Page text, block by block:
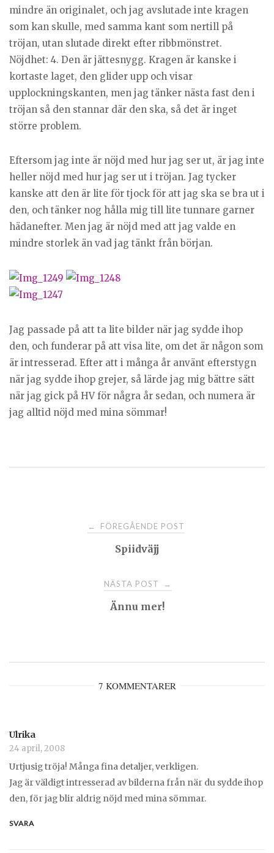
mindre än originalet, och jag avslutade inte kragen
som kan skulle, med samma kant som nertill på
tröjan, utan slutade direkt efter ribbmönstret.
Nöjdhet: 4. Den är jättesnygg. Kragen är kanske i
kortaste laget, den glider upp och visar
upplockningskanten, men jag tänker nästa fast den i
tröjan så den stannar där den ska, så det är inget
större problem.
Eftersom jag inte är nöjd med hur jag ser ut, är jag inte
heller nöjd med hur jag ser ut i tröjan. Jag tycker
kanske att den är lite för tjock för att jag ska se bra ut i
den, och tänker nog hålla mig till lite tunnare garner
hädanefter. Men jag är nöjd med att jag valde en
mindre storlek än vad jag tänkt från början.
Jag passade på att ta lite bilder när jag sydde ihop
den, och funderar på att visa lite, om det är någon som
är intresserad. Efter att i många år använt efterstygn
när jag sydde ihop grejer, så lärde jag mig bättre sätt
när jag gick på HV för några år sedan, och numera är
jag alltid nöjd med mina sömmar!
← FÖREGÅENDE POST
Spiidväjj
NÄSTA POST →
Ännu mer!
7 KOMMENTARER
Ulrika
24 april, 2008
Urtjusig tröja! Många fina detaljer, verkligen.
Jag är väldigt intresserad av bilderna från när du sydde ihop
den, för jag blir aldrig nöjd med mina sömmar.
SVARA